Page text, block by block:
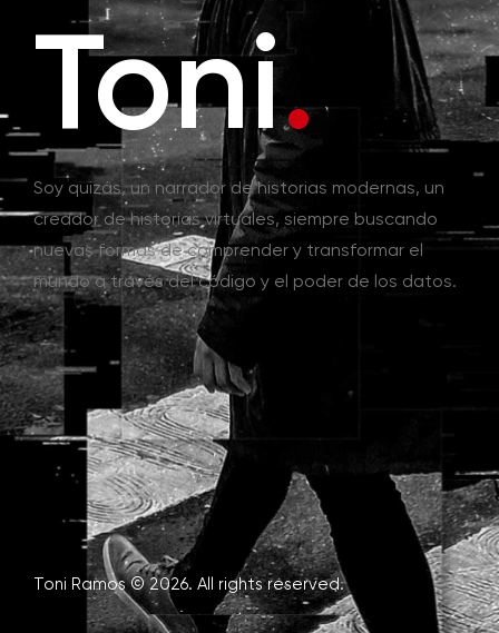
Toni.
Soy quizás, un narrador de historias modernas, un
creador de historias virtuales, siempre buscando
nuevas formas de comprender y transformar el
mundo a través del código y el poder de los datos.
Toni Ramos © 2026. All rights reserved.